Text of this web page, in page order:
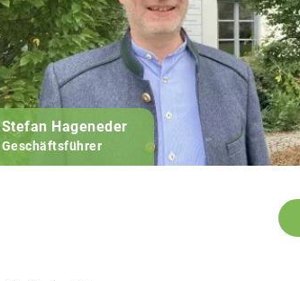
Stefan Hageneder
Geschäftsführer